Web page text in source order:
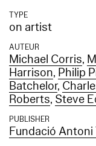
TYPE
on artist
AUTEUR
Michael Corris,
Harrison, Philip
Batchelor,
Roberts, Steve
PUBLISHER
Fundació Antoni